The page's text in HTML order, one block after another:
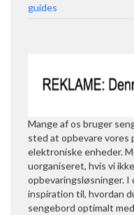
guides
Mange af os bruger
sted at opbevare vores
elektroniske enheder.
uorganiseret, hvis vi
opbevaringsløsninger. I
inspiration til, hvordan
sengebord optimalt